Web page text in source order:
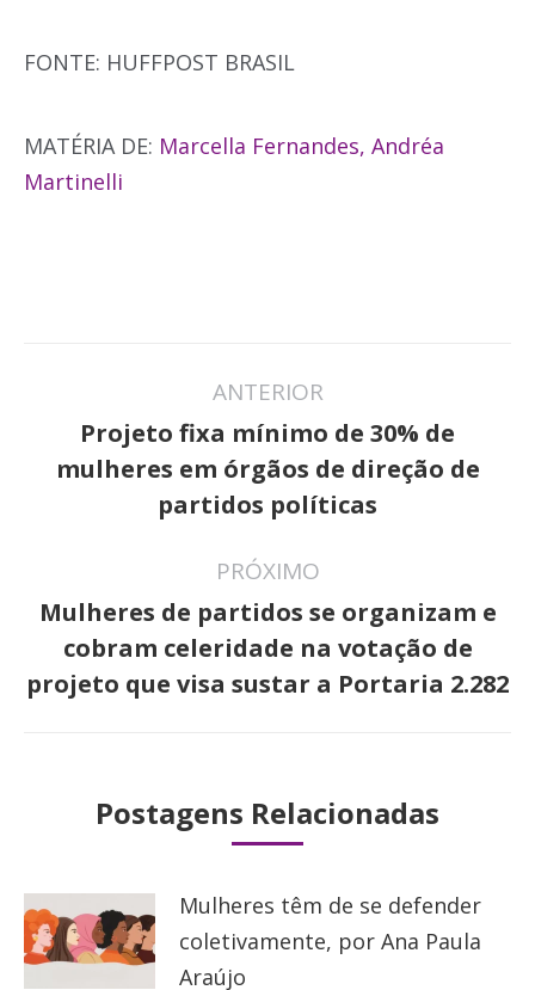
FONTE: HUFFPOST BRASIL
MATÉRIA DE: Marcella Fernandes, Andréa
Martinelli
post:
ANTERIOR
Post
anterior:
Projeto fixa mínimo de 30% de
mulheres em órgãos de direção de
partidos políticas
PRÓXIMO
Próximo
post:
Mulheres de partidos se organizam e
cobram celeridade na votação de
projeto que visa sustar a Portaria 2.282
Postagens Relacionadas
Mulheres têm de se defender
coletivamente, por Ana Paula
Araújo